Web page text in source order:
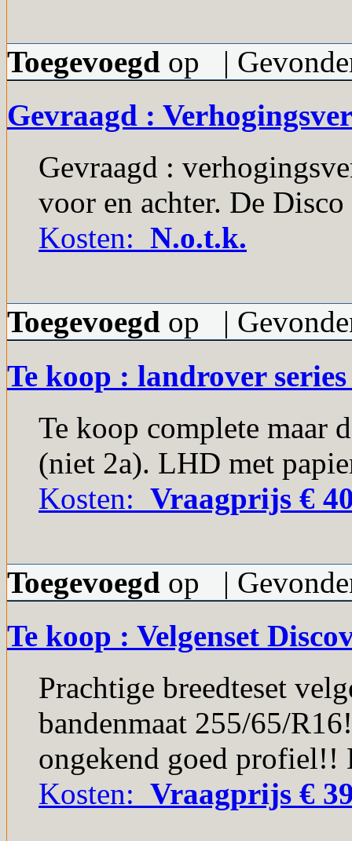
Toegevoegd op |
Gevraagd :
Gevraagd :
voor en achter. De
Kosten: N.o.t.k.
Toegevoegd op |
Te koop : landrover
Te koop complete maar
(niet 2a). LHD met
Kosten: Vraagprijs €
Toegevoegd op |
Te koop : Velgenset
Prachtige breedteset
bandenmaat 255/65/
ongekend goed profiel!!
Kosten: Vraagprijs €